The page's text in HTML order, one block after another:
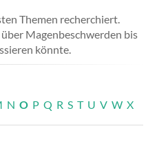
Themen recherchiert.
Magenbeschwerden bis
könnte.
N O P Q R S T U V W X